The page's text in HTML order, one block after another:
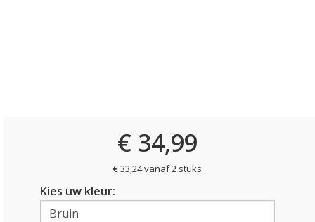
€ 34,99
€ 33,24 vanaf 2 stuks
Kies uw kleur: